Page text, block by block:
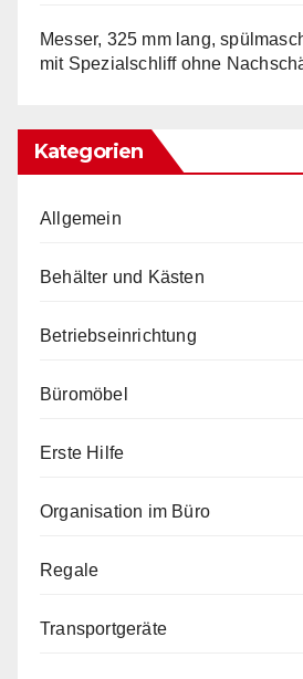
Messer, 325 mm lang,
mit Spezialschliff ohne
Kategorien
Allgemein
Behälter und Kästen
Betriebseinrichtung
Büromöbel
Erste Hilfe
Organisation im Büro
Regale
Transportgeräte